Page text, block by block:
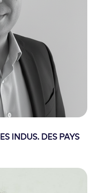
INDUS. DES PAYS